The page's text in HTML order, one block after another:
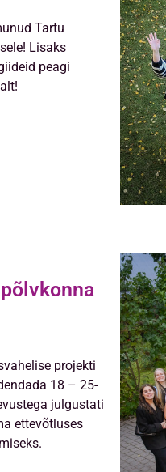
Tartu
Lisaks
peagi
projekti
18 – 25-
julgustati
ettevõtluses